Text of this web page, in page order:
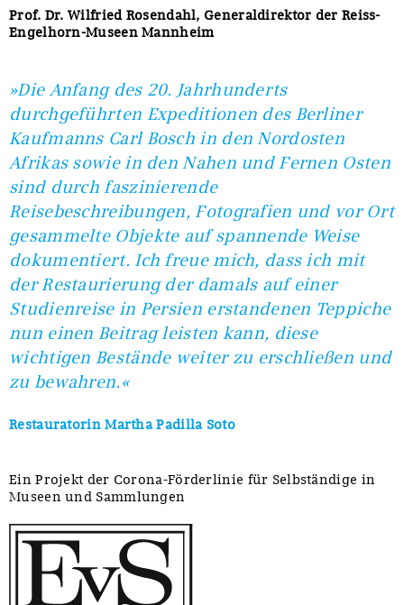
Prof. Dr. Wilfried Rosendahl, Generaldirektor der Reiss-
Engelhorn-Museen Mannheim
»Die Anfang des 20. Jahrhunderts
durchgeführten Expeditionen des Berliner
Kaufmanns Carl Bosch in den Nordosten
Afrikas sowie in den Nahen und Fernen Osten
sind durch faszinierende
Reisebeschreibungen, Fotografien und vor Ort
gesammelte Objekte auf spannende Weise
dokumentiert. Ich freue mich, dass ich mit
der Restaurierung der damals auf einer
Studienreise in Persien erstandenen Teppiche
nun einen Beitrag leisten kann, diese
wichtigen Bestände weiter zu erschließen und
zu bewahren.«
Restauratorin Martha Padilla Soto
Ein Projekt der Corona-Förderlinie für Selbständige in
Museen und Sammlungen